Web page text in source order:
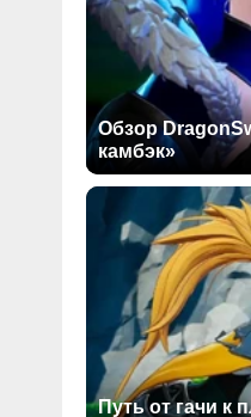
Обзор
камбэк»
Путь от гачи к